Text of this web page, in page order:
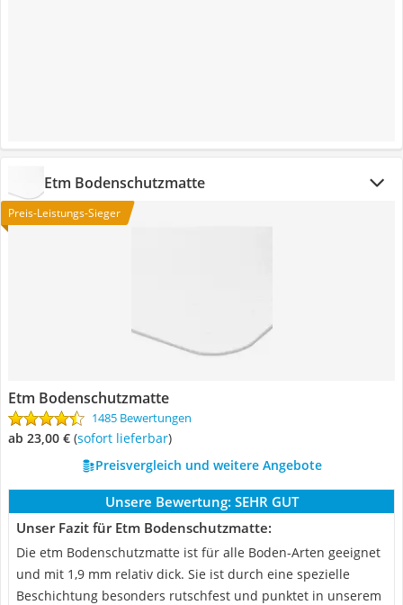
Etm Bodenschutzmatte
Preis-Leistungs-Sieger
Etm Bodenschutzmatte
1485 Bewertungen
ab 23,00 € ( Sofort lieferbar)
Preisvergleich und weitere Angebote
Unsere Bewertung: SEHR GUT
Unser Fazit für Etm Bodenschutzmatte:
Die etm Bodenschutzmatte ist für alle Boden-Arten geeignet
und mit 1,9 mm relativ dick. Sie ist durch eine spezielle
Beschichtung besonders rutschfest und punktet in unserem